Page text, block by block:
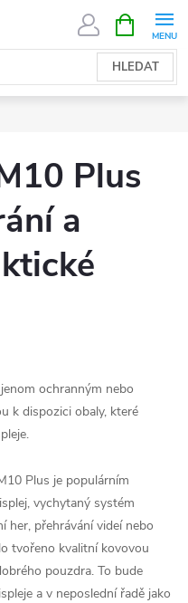
HLEDAT
NÁKUPNÍ
KOŠÍK
Plus
a
ochranným nebo
k dispozici obaly, které
Plus je populárním
vychytaný systém
her, přehrávání videí nebo
tvořeno kvalitní kovovou
pouzdra. To bude
a v neposlední řadě jako